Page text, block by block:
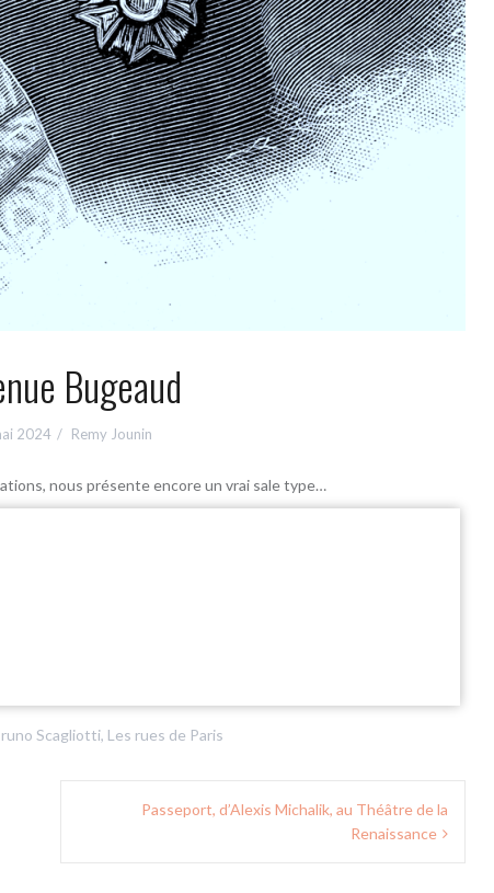
Bugeaud
2024 Remy Jounin
nous présente encore un vrai sale type…
Scagliotti, Les rues de Paris
Passeport, d’Alexis Michalik, au Théâtre de la
Renaissance